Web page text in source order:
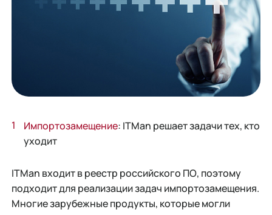
Импортозамещение: ITMan решает задачи тех, кто
уходит
ITMan входит в реестр российского ПО, поэтому
подходит для реализации задач импортозамещения.
Многие зарубежные продукты, которые могли